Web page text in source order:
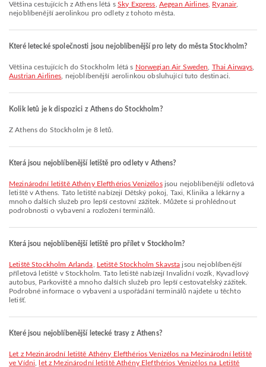
Většina cestujících z Athens létá sSky Express Aegean Airlines, Ryanair,
nejoblíbenější aerolinkou pro odlety z tohoto města.
Které letecké společnosti jsou nejoblíbenější pro lety do města Stockholm?
Většina cestujících do Stockholm létá s Norwegian Air Sweden Thai Airways
Austrian Airlines , nejoblíbenější aerolinkou obsluhující tuto destinaci.
Kolik letů je k dispozici z Athens do Stockholm?
Z Athens do Stockholm je 8 letů.
Která jsou nejoblíbenější letiště pro odlety v Athens?
Mezinárodní letiště Athény Elefthérios Venizélosjsou nejoblíbenější odletová
letiště v Athens. Tato letiště nabízejí Dětský pokoj, Taxi, Klinika a lékárny a
mnoho dalších služeb pro lepší cestovní zážitek. Můžete si prohlédnout
podrobnosti o vybavení a rozložení terminálů.
Která jsou nejoblíbenější letiště pro přílet v Stockholm?
Letiště Stockholm Arlanda Letiště Stockholm Skavsta jsou nejoblíbenější
příletová letiště v Stockholm. Tato letiště nabízejí Invalidní vozík, Kyvadlový
autobus, Parkoviště a mnoho dalších služeb pro lepší cestovatelský zážitek.
Podrobné informace o vybavení a uspořádání terminálů najdete u těchto
letišť.
Které jsou nejoblíbenější letecké trasy z Athens?
let z Mezinárodní letiště Athény Elefthérios Venizélos na Mezinárodní letiště
ve Vídni
let z Mezinárodní letiště Athény Elefthérios Venizélos na Letiště